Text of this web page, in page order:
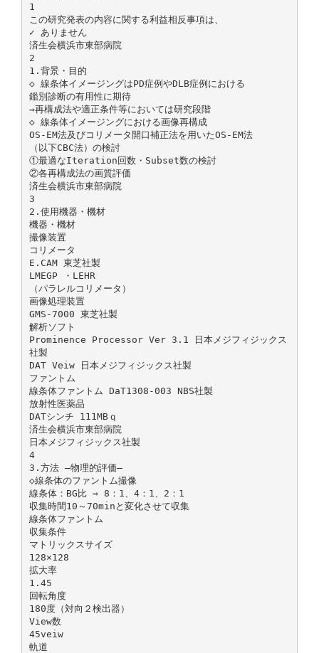
1
この研究発表の内容に関する利益相反事項は、
✓ ありません
済生会横浜市東部病院
2
1.背景・目的
◇ 線条体イメージングはPD症例やDLB症例における
鑑別診断の有用性に期待
⇒再構成法や適正条件等においては研究段階
◇ 線条体イメージングにおける画像再構成
OS-EM法及びコリメータ開口補正法を用いたOS-EM法
（以下CBC法）の検討
①最適なIteration回数・Subset数の検討
②各再構成法の画質評価
済生会横浜市東部病院
3
2.使用機器・機材
機器・機材
撮像装置
コリメータ
E.CAM 東芝社製
LMEGP ・LEHR
（パラレルコリメータ）
画像処理装置
GMS-7000 東芝社製
解析ソフト
Prominence Processor Ver 3.1 日本メジフィジックス
社製
DAT Veiw 日本メジフィジックス社製
ファントム
線条体ファントム DaT1308‐003 NBS社製
放射性医薬品
DATシンチ 111MBｑ
済生会横浜市東部病院
日本メジフィジックス社製
4
3.方法 ―物理的評価―
◇線条体のファントム撮像
線条体：BG比 ⇒ 8：1、4：1、2：1
収集時間10～70minと変化させて収集
線条体ファントム
収集条件
マトリックスサイズ
128×128
拡大率
1.45
回転角度
180度（対向２検出器）
View数
45veiw
軌道